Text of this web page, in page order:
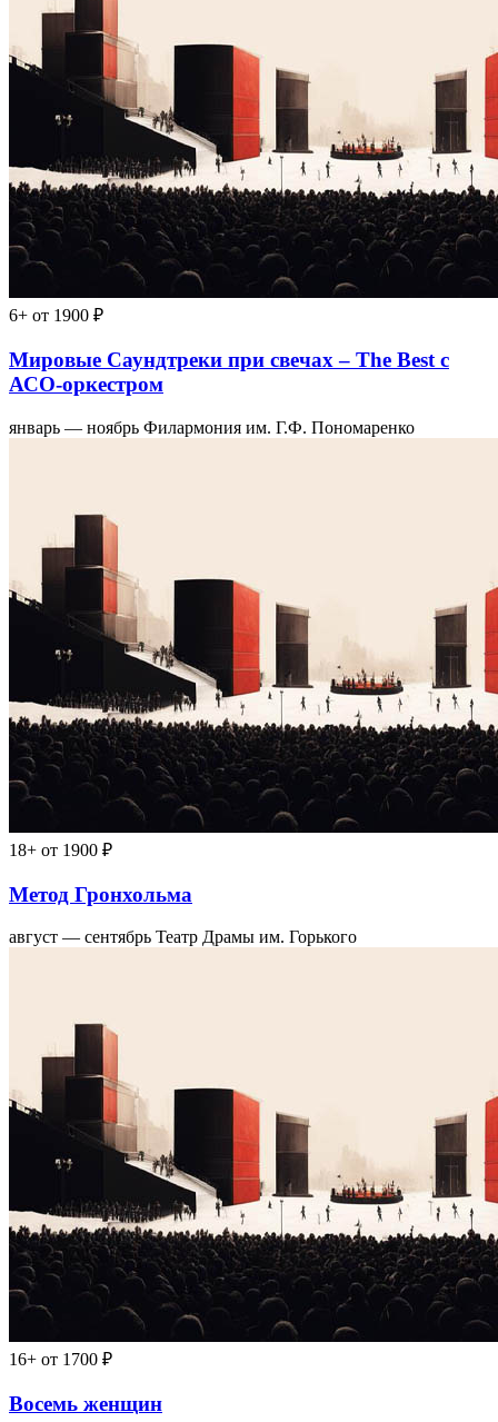
6+ от 1900 ₽
Мировые Саундтреки при свечах – The Best с
АСО-оркестром
январь — ноябрь Филармония им. Г.Ф. Пономаренко
18+ от 1900 ₽
Метод Гронхольма
август — сентябрь Театр Драмы им. Горького
16+ от 1700 ₽
Восемь женщин